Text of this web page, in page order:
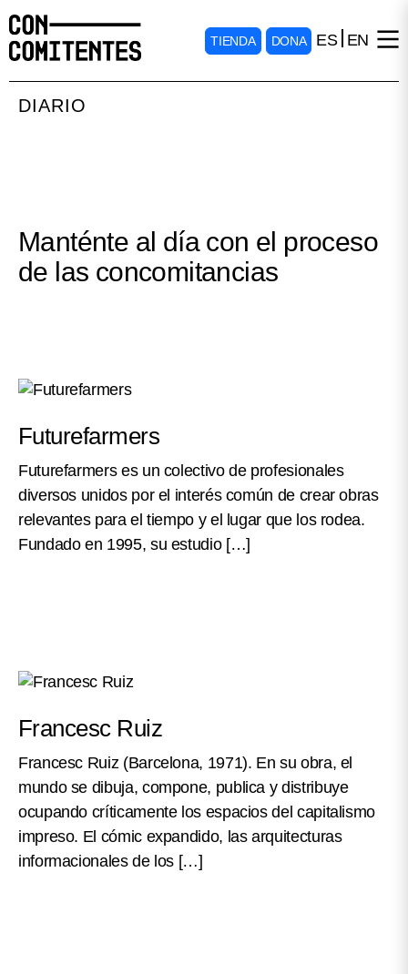
TIENDA DONA ES EN
DIARIO
Manténte al día con el proceso
de las concomitancias
Futurefarmers
Futurefarmers es un colectivo de profesionales
diversos unidos por el interés común de crear obras
relevantes para el tiempo y el lugar que los rodea.
Fundado en 1995, su estudio […]
Francesc Ruiz
Francesc Ruiz (Barcelona, 1971). En su obra, el
mundo se dibuja, compone, publica y distribuye
ocupando críticamente los espacios del capitalismo
impreso. El cómic expandido, las arquitecturas
informacionales de los […]